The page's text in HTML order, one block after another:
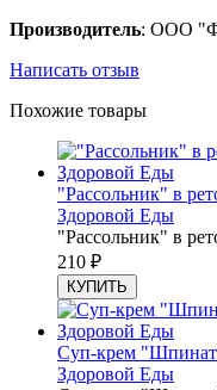
Производитель: ООО
Написать отзыв
Похожие товары
"Рассольник" в
Здоровой Еды
"Рассольник" в
210 ₽
КУПИТЬ
Суп-крем "Шпинат"
Здоровой Еды